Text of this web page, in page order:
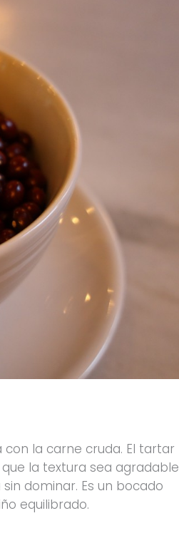
la carne cruda. El tartar
la textura sea agradable
dominar. Es un bocado
equilibrado.